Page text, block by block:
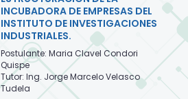
INCUBADORA DE EMPRESAS DEL
INSTITUTO DE INVESTIGACIONES
INDUSTRIALES.
Postulante: Maria Clavel Condori
Quispe
Tutor: Ing. Jorge Marcelo Velasco
Tudela